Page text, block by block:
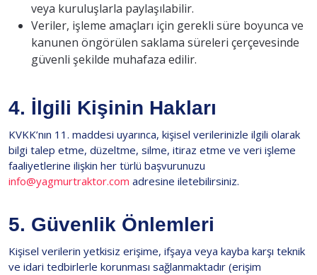
veya kuruluşlarla paylaşılabilir.
Veriler, işleme amaçları için gerekli süre boyunca ve
kanunen öngörülen saklama süreleri çerçevesinde
güvenli şekilde muhafaza edilir.
4. İlgili Kişinin Hakları
KVKK’nın 11. maddesi uyarınca, kişisel verilerinizle ilgili olarak
bilgi talep etme, düzeltme, silme, itiraz etme ve veri işleme
faaliyetlerine ilişkin her türlü başvurunuzu
info@yagmurtraktor.com adresine iletebilirsiniz.
5. Güvenlik Önlemleri
Kişisel verilerin yetkisiz erişime, ifşaya veya kayba karşı teknik
ve idari tedbirlerle korunması sağlanmaktadır (erişim